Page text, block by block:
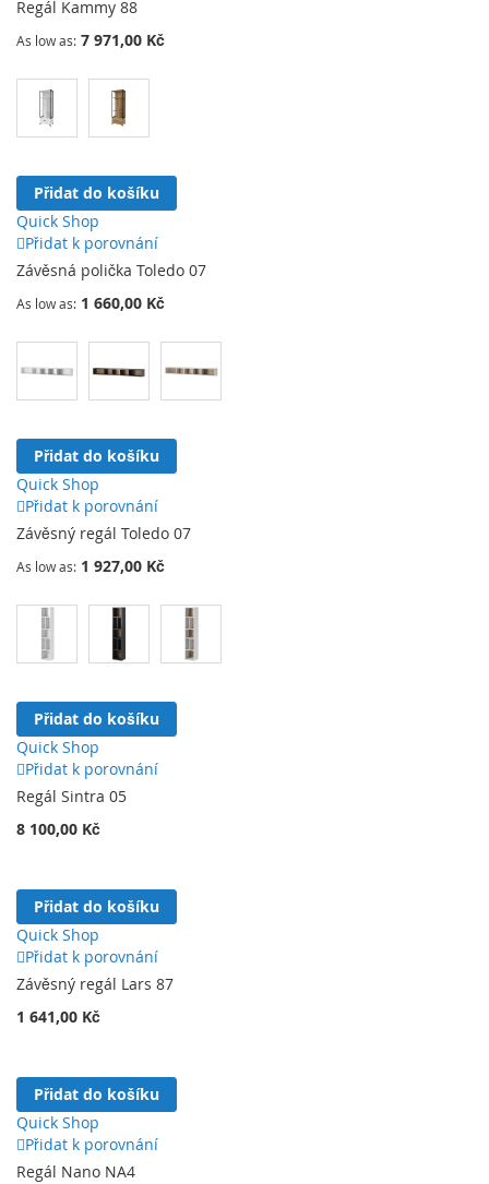
Regál Kammy 88
As low as 7 971,00 Kč
Přidat do košíku
Quick Shop
Přidat k porovnání
Závěsná polička Toledo 07
As low as 1 660,00 Kč
Přidat do košíku
Quick Shop
Přidat k porovnání
Závěsný regál Toledo 07
As low as 1 927,00 Kč
Přidat do košíku
Quick Shop
Přidat k porovnání
Regál Sintra 05
8 100,00 Kč
Přidat do košíku
Quick Shop
Přidat k porovnání
Závěsný regál Lars 87
1 641,00 Kč
Přidat do košíku
Quick Shop
Přidat k porovnání
Regál Nano NA4